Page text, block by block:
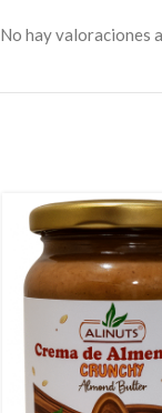
No hay valoraciones